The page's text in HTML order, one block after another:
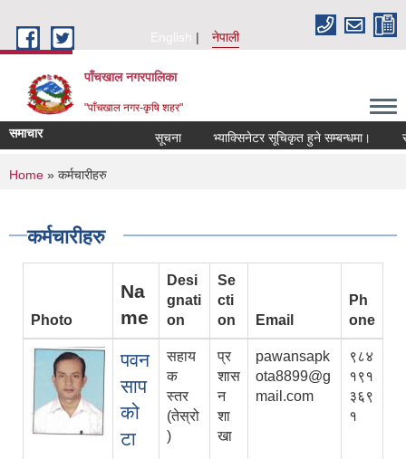
English
नेपाली
पाँचखाल नगरपालिका
"पाँचखाल नगर-कृषि शहर"
समाचार सूचना भ्याक्सिनेटर सूचिकृत हुने सम्बन्धमा।
You are here
Home » कर्मचारीहरु
कर्मचारीहरु
Photo
Na
me
Desi
gnati
on
Se
cti
on
Email
Ph
one
पवन
साप
को
टा
सहाय
क
स्तर
(तेस्रो
)
प्र
शास
न
शा
खा
pawansapk
ota8899@g
mail.com
९८४
१९१
३६९
१